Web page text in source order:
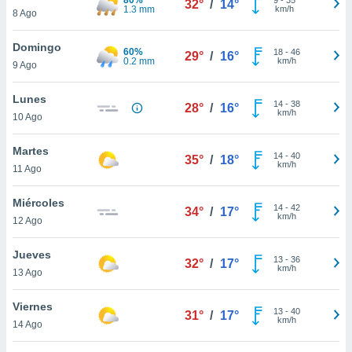
más
nuestra
y
de
disponible
cookies
aceptar
8 Ago
1.3 mm
32° / 14°
km/h
Domingo
9 Ago
60%
0.2 mm
29° / 16° 18- 46
km/h
Lunes
10 Ago
28° / 16° 14- 38
km/h
Martes
11 Ago
35° / 18° 14- 40
km/h
Miércoles
12 Ago
34° / 17° 14- 42
km/h
Jueves
13 Ago
32° / 17° 13- 36
km/h
Viernes
14 Ago
31° / 17° 13- 40
km/h